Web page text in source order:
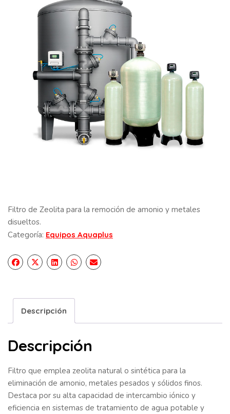
Filtro de Zeolita para la remoción de amonio y metales
disueltos.
Categoría: Equipos Aquaplus
Descripción
Descripción
Filtro que emplea zeolita natural o sintética para la
eliminación de amonio, metales pesados y sólidos finos.
Destaca por su alta capacidad de intercambio iónico y
eficiencia en sistemas de tratamiento de agua potable y